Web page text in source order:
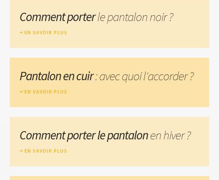
Comment porterle pantalon noir ?
EN SAVOIR PLUS
Pantalon en cuir: avec quoi l'accorder ?
EN SAVOIR PLUS
Comment porter le pantalonen hiver ?
EN SAVOIR PLUS